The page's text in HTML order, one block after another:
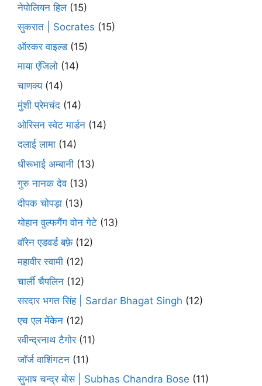
नेपोलियन हिल(15)
सुकरात | Socrates (15)
ऑस्कर वाइल्ड(15)
माया एंजिलो (14)
चाणक्य(14)
मुंशी प्रेमचंद (14)
ओरिसन स्‍वेट मार्डन (14)
दलाई लामा (14)
धीरूभाई अम्बानी (13)
गुरु नानक देव(13)
दीपक चोपड़ा (13)
योहान वुल्फगैंग वोन गेटे (13)
वॉरेन एडवर्ड बफ़े(12)
महावीर स्वामी (12)
चार्ली चैपलिन (12)
सरदार भगत सिंह | Sardar Bhagat Singh (12)
एच एल मेंकेन (12)
रवीन्द्रनाथ टैगोर(11)
जॉर्ज वाशिंगटन (11)
सुभाष चन्द्र बोस | Subhas Chandra Bose (11)